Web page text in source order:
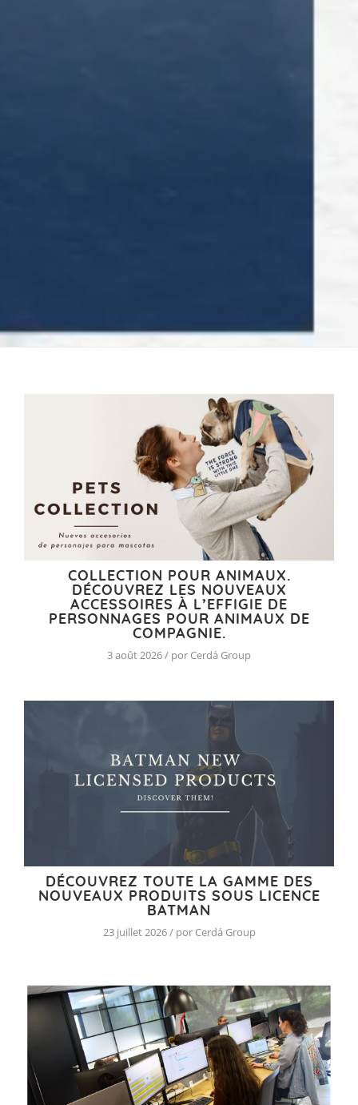
COLLECTION POUR ANIMAUX.
DÉCOUVREZ LES NOUVEAUX
ACCESSOIRES À L’EFFIGIE DE
PERSONNAGES POUR ANIMAUX DE
COMPAGNIE.
3 août 2026 / por Cerdá Group
DÉCOUVREZ TOUTE LA GAMME DES
NOUVEAUX PRODUITS SOUS LICENCE
BATMAN
23 juillet 2026 / por Cerdá Group